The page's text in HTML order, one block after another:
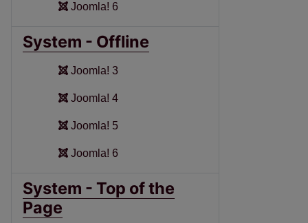
Joomla! 6
System - Offline
Joomla! 3
Joomla! 4
Joomla! 5
Joomla! 6
System - Top of the
Page